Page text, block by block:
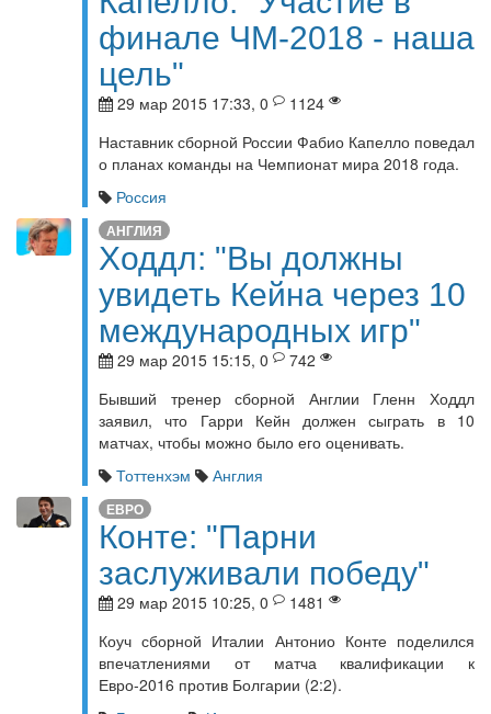
финале ЧМ-2018 - наша
цель"
29 мар 2015 17:33, 0
1124
Наставник сборной России Фабио Капелло поведал
о планах команды на Чемпионат мира 2018 года.
Россия
АНГЛИЯ
Ходдл: "Вы должны
увидеть Кейна через 10
международных игр"
29 мар 2015 15:15, 0
742
Бывший тренер сборной Англии Гленн Ходдл
заявил, что Гарри Кейн должен сыграть в 10
матчах, чтобы можно было его оценивать.
Тоттенхэм
Англия
ЕВРО
Конте: "Парни
заслуживали победу"
29 мар 2015 10:25, 0
1481
Коуч сборной Италии Антонио Конте поделился
впечатлениями от матча квалификации к
Евро-2016 против Болгарии (2:2).